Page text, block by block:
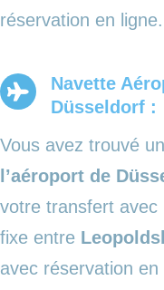
réservation en ligne.
Navette
Düsseldorf :
Vous avez trouvé
l’aéroport de
votre transfert avec
fixe entre
avec réservation